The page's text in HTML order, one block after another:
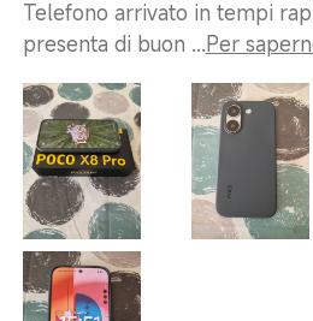
Telefono arrivato in tempi
presenta di buon ...Per